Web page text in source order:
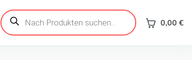
Products
search 0,00 €